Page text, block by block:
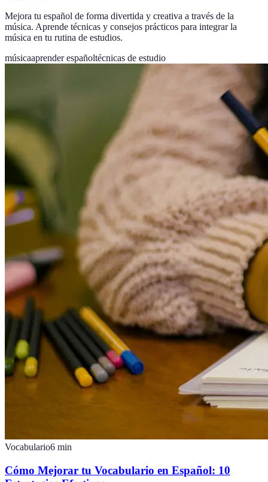
Mejora tu español de forma divertida y creativa a través de la
música. Aprende técnicas y consejos prácticos para integrar la
música en tu rutina de estudios.
músicaaprender españoltécnicas de estudio
Vocabulario6 min
Cómo Mejorar tu Vocabulario en Español: 10